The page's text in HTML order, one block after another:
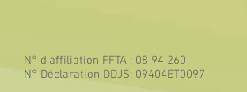
N° d’affiliation FFTA : 08 94 260
N° Déclaration DDJS: 09404ET0097